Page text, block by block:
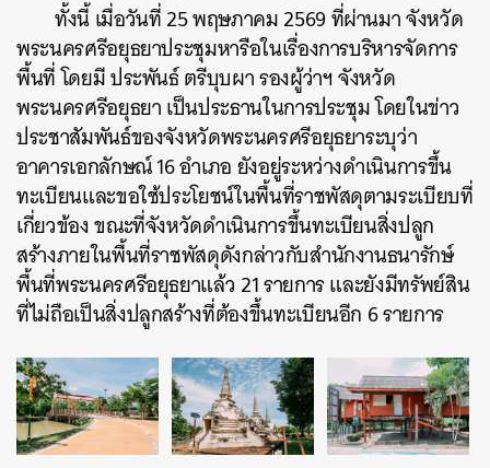
ทั้งนี้ เมื่อวันที่ 25 พฤษภาคม 2569 ที่ผ่านมา จังหวัด
พระนครศรีอยุธยาประชุมหารือในเรื่องการบริหารจัดการ
พื้นที่ โดยมี ประพันธ์ ตรีบุบผา รองผู้ว่าฯ จังหวัด
พระนครศรีอยุธยา เป็นประธานในการประชุม โดยในข่าว
ประชาสัมพันธ์ของจังหวัดพระนครศรีอยุธยาระบุว่า
อาคารเอกลักษณ์ 16 อำเภอ ยังอยู่ระหว่างดำเนินการขึ้น
ทะเบียนและขอใช้ประโยชน์ในพื้นที่ราชพัสดุตามระเบียบที่
เกี่ยวข้อง ขณะที่จังหวัดดำเนินการขึ้นทะเบียนสิ่งปลูก
สร้างภายในพื้นที่ราชพัสดุดังกล่าวกับสำนักงานธนารักษ์
พื้นที่พระนครศรีอยุธยาแล้ว 21 รายการ และยังมีทรัพย์สิน
ที่ไม่ถือเป็นสิ่งปลูกสร้างที่ต้องขึ้นทะเบียนอีก 6 รายการ